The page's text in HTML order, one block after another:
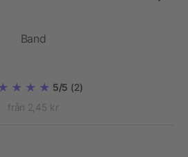
Band
5/5 (2)
från 2,45 kr